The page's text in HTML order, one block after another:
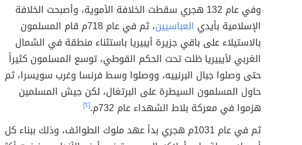
وفي عام 132 هجري سقطت الخلافة الأموية، وأصبحت الخلافة
الإسلامية بأيدي العباسيين
، ثم في عام 718م قام المسلمون
بالاستيلاء على باقي جزيرة أيبيريا باستثناء منطقة في الشمال
الغربي لأيبيريا ظلت تحت الحكم القوطي، توسع المسلمون كثيراً
حتى وصلوا جبال البرنييه، ووصلوا وسط فرنسا وغرب سويسرا، ثم
حاول المسلمون السيطرة على البرتغال، لكن جيش المسلمين
هزموا في معركة بلاط الشهداء عام 732م.
[٢]
ثم في عام 1031م هجري بدأ عهد ملوك الطوائف، وذلك ببناء كل